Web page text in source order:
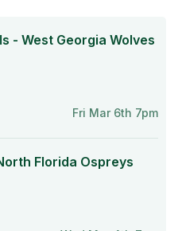
- West Georgia Wolves
Fri Mar 6th 7pm
Florida Ospreys